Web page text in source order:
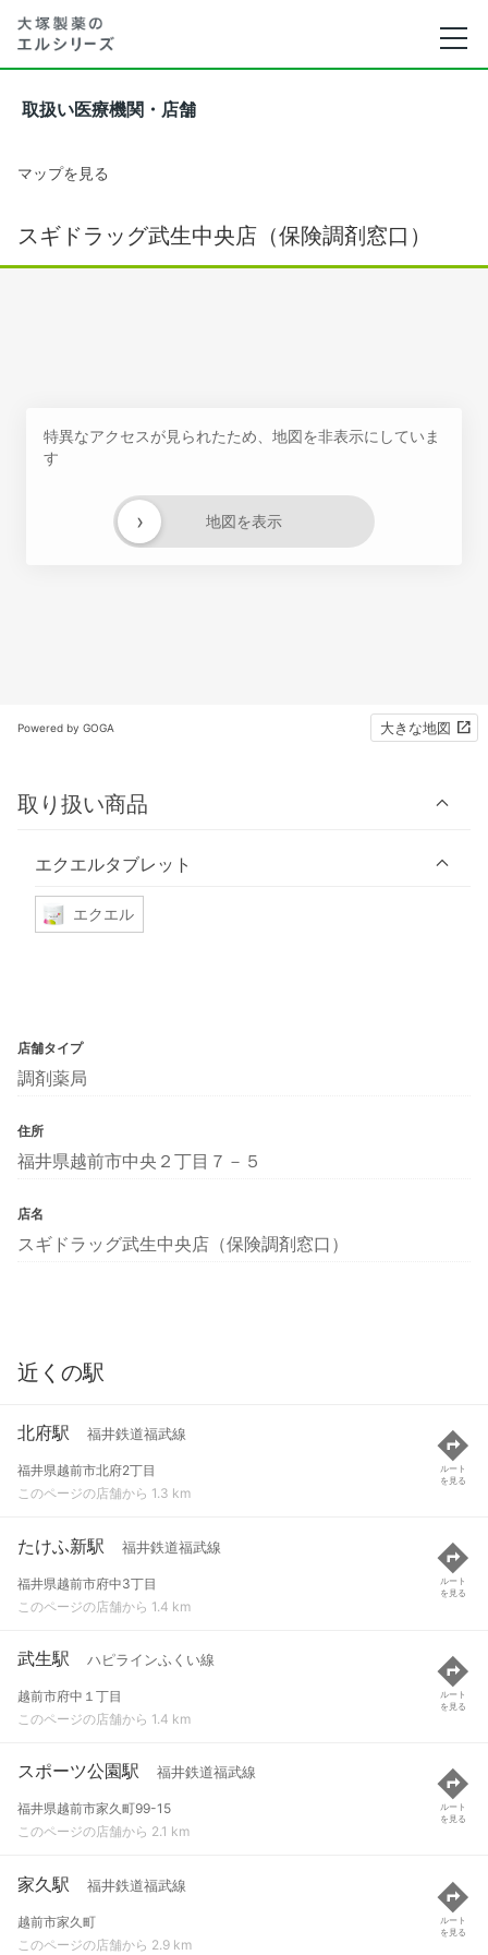
取扱い医療機関・店舗
マップを見る
スギドラッグ武生中央店（保険調剤窓口）
特異なアクセスが見られたため、地図を非表示にしていま
す
地図を表示
›
Powered by GOGA 大きな地図
取り扱い商品
エクエルタブレット
エクエル
店舗タイプ
調剤薬局
住所
福井県越前市中央２丁目７－５
店名
スギドラッグ武生中央店（保険調剤窓口）
近くの駅
北府駅 福井鉄道福武線
福井県越前市北府2丁目
このページの店舗から 1.3 km
ルート
を見る
たけふ新駅 福井鉄道福武線
福井県越前市府中3丁目
このページの店舗から 1.4 km
ルート
を見る
武生駅 ハピラインふくい線
越前市府中１丁目
このページの店舗から 1.4 km
ルート
を見る
スポーツ公園駅 福井鉄道福武線
福井県越前市家久町99-15
このページの店舗から 2.1 km
ルート
を見る
家久駅 福井鉄道福武線
越前市家久町
このページの店舗から 2.9 km
ルート
を見る